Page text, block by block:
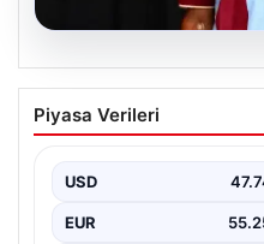
07.08.2026
Trabzonspor’un
Netleşti: Salah
veda edeceği jübile
paylaşacak.…
Piyasa Verileri
USD
EUR